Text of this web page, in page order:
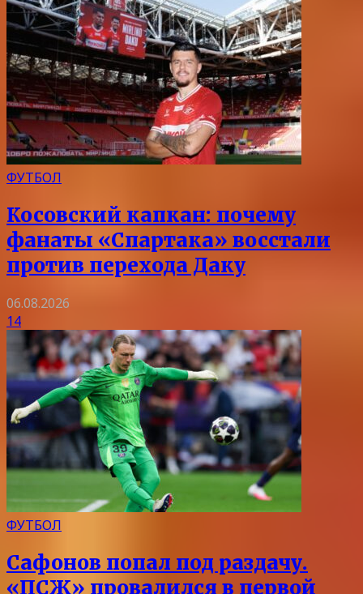
ФУТБОЛ
Косовский капкан: почему
фанаты «Спартака» восстали
против перехода Даку
06.08.2026
14
ФУТБОЛ
Сафонов попал под раздачу.
«ПСЖ» провалился в первой